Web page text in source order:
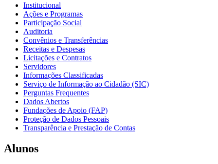
Institucional
Ações e Programas
Participação Social
Auditoria
Convênios e Transferências
Receitas e Despesas
Licitações e Contratos
Servidores
Informações Classificadas
Serviço de Informação ao Cidadão (SIC)
Perguntas Frequentes
Dados Abertos
Fundações de Apoio (FAP)
Proteção de Dados Pessoais
Transparência e Prestação de Contas
Alunos